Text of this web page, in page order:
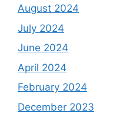
August 2024
July 2024
June 2024
April 2024
February 2024
December 2023